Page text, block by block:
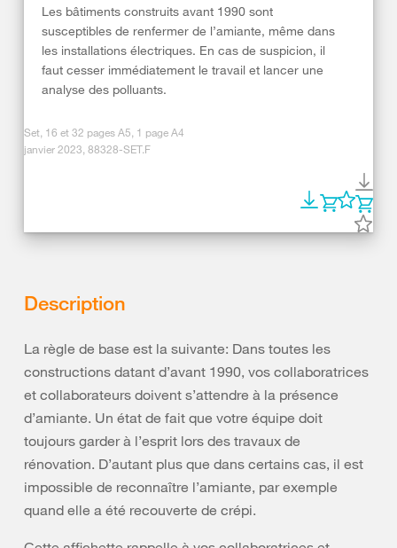
Les bâtiments construits avant 1990 sont
susceptibles de renfermer de l’amiante, même dans
les installations électriques. En cas de suspicion, il
faut cesser immédiatement le travail et lancer une
analyse des polluants.
Set, 16 et 32 pages A5, 1 page A4
janvier 2023, 88328-SET.F
Description
La règle de base est la suivante: Dans toutes les
constructions datant d’avant 1990, vos collaboratrices
et collaborateurs doivent s’attendre à la présence
d’amiante. Un état de fait que votre équipe doit
toujours garder à l’esprit lors des travaux de
rénovation. D’autant plus que dans certains cas, il est
impossible de reconnaître l’amiante, par exemple
quand elle a été recouverte de crépi.